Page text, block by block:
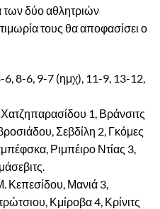
των δύο αθλητριών
τους θα αποφασίσει ο
8-6, 9-7 (ημχ), 11-9, 13-12,
1, Βράνσιτς
Σεβδίλη 2, Γκόμες
Ριμπέιρο Ντίας 3,
Μανιά 3,
Κμίροβα 4, Κρίνιτς